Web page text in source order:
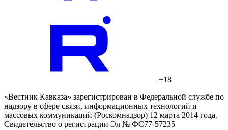
+18
«Вестник Кавказа» зарегистрирован в Федеральной службе по
надзору в сфере связи, информационных технологий и
массовых коммуникаций (Роскомнадзор) 12 марта 2014 года.
Свидетельство о регистрации Эл № ФС77-57235